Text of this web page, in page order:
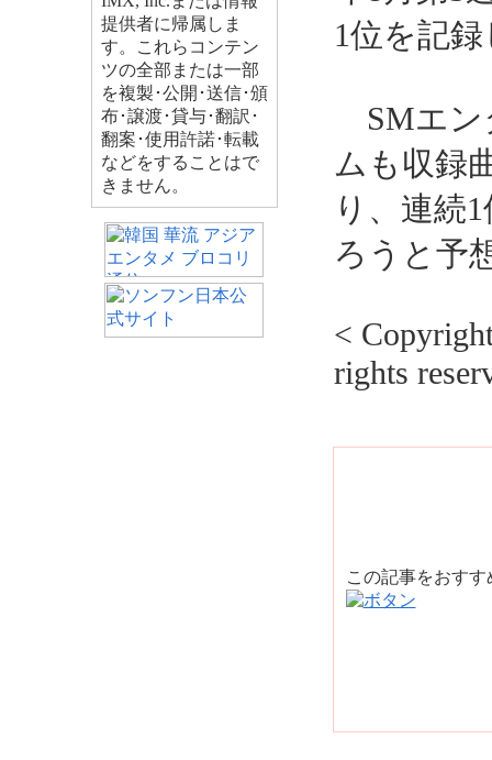
提供者に帰属しま
す。これらコンテン
ツの全部または一部
を複製･公開･送信･頒
布･譲渡･貸与･翻訳･
翻案･使用許諾･転載
などをすることはで
きません。
1位を記
SMエン
ムも収録
り、連続
ろうと予
<
rights
この記事をおす